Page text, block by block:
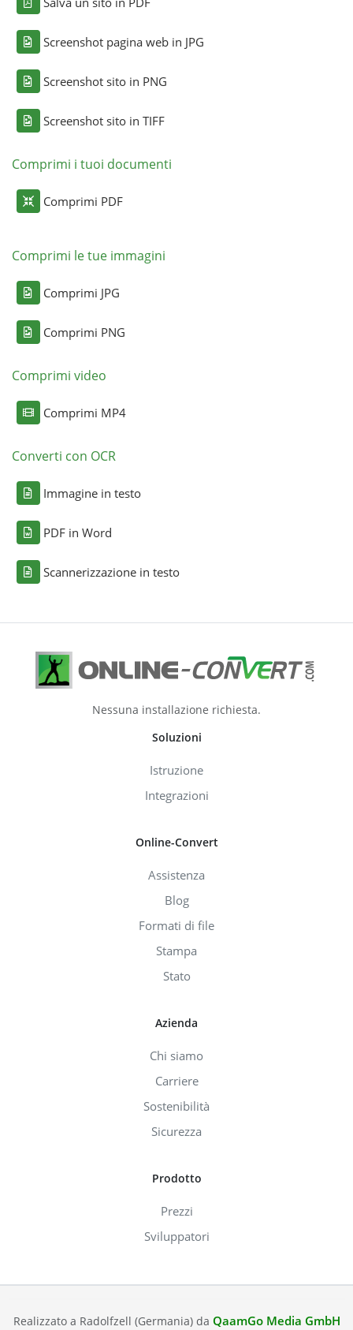
Screenshot pagina web in JPG
Screenshot sito in PNG
Screenshot sito in TIFF
Comprimi i tuoi documenti
Comprimi PDF
Comprimi le tue immagini
Comprimi JPG
Comprimi PNG
Comprimi video
Comprimi MP4
Converti con OCR
Immagine in testo
PDF in Word
Scannerizzazione in testo
Nessuna installazione richiesta.
Soluzioni
Istruzione
Integrazioni
Online-Convert
Assistenza
Blog
Formati di file
Stampa
Stato
Azienda
Chi siamo
Carriere
Sostenibilità
Sicurezza
Prodotto
Prezzi
Sviluppatori
Realizzato a Radolfzell (Germania) da QaamGo Media GmbH